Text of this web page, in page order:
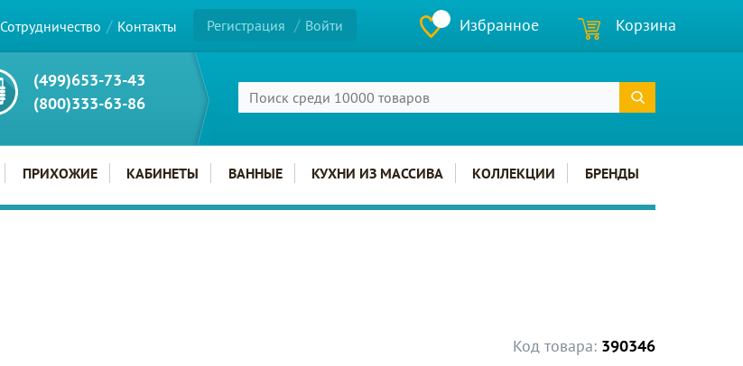
Сотрудничество Контакты Регистрация Войти Избранное Корзина
(499)653-73-43
(800)333-63-86
ПРИХОЖИЕ КАБИНЕТЫ ВАННЫЕ КУХНИ ИЗ МАССИВА КОЛЛЕКЦИИ БРЕНДЫ
Код товара: 390346